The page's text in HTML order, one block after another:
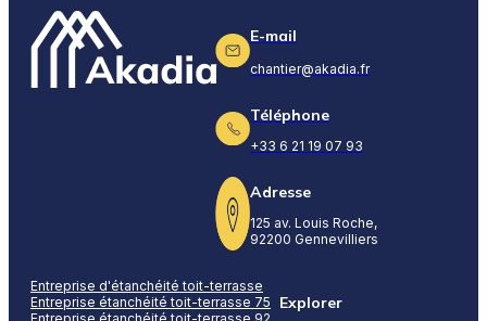
E-mail
chantier@akadia.fr
Téléphone
+33 6 21 19 07 93
Adresse
125 av. Louis Roche,
92200 Gennevilliers
Entreprise d'étanchéité toit-terrasse
Entreprise étanchéité toit-terrasse 75
Explorer